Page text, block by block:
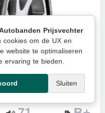
Prijsvechter
cookies om de UX en
website te optimaliseren
ervaring te bieden.
Sluiten
een nieuwe
POWER
Meer info